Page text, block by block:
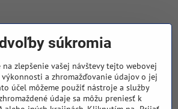
súkromia
na zlepšenie vašej návštevy tejto webovej
a zhromažďovanie údajov o jej
účel môžeme použiť nástroje a služby
údaje sa môžu preniesť k